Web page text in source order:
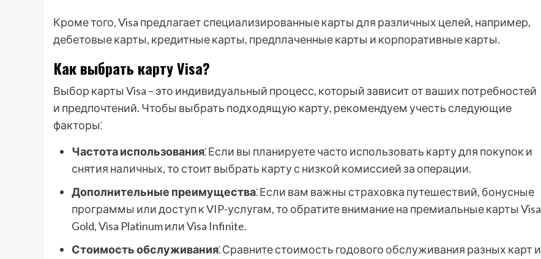
Кроме того, Visa предлагает специализированные карты для различных целей, например,
дебетовые карты, кредитные карты, предплаченные карты и корпоративные карты.
Как выбрать карту Visa?
Выбор карты Visa – это индивидуальный процесс, который зависит от ваших потребностей
и предпочтений. Чтобы выбрать подходящую карту, рекомендуем учесть следующие
факторы⁚
Частота использования⁚ Если вы планируете часто использовать карту для покупок и
снятия наличных, то стоит выбрать карту с низкой комиссией за операции.
Дополнительные преимущества⁚ Если вам важны страховка путешествий, бонусные
программы или доступ к VIP-услугам, то обратите внимание на премиальные карты Visa
Gold, Visa Platinum или Visa Infinite.
Стоимость обслуживания⁚ Сравните стоимость годового обслуживания разных карт и